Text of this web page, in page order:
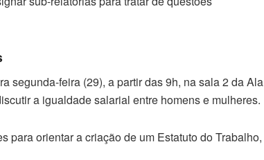
segunda-feira (29), a partir das 9h, na sala 2 da Ala
a igualdade salarial entre homens e mulheres.
para orientar a criação de um Estatuto do Trabalho,